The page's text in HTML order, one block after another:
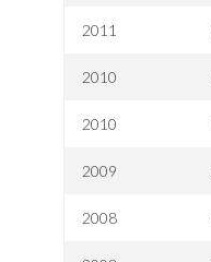
2011
2010
2010
2009
2008